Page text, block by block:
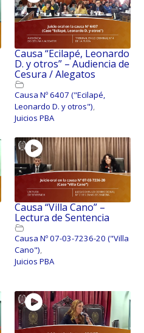
Causa “Ecilapé, Leonardo
D. y otros” – Audiencia de
Cesura / Alegatos
Causa Nº 6407 ("Ecilapé,
Leonardo D. y otros"),
Juicios PBA
Causa “Villa Cano” –
Lectura de Sentencia
Causa Nº 07-03-7236-20 ("Villa
Cano"),
Juicios PBA